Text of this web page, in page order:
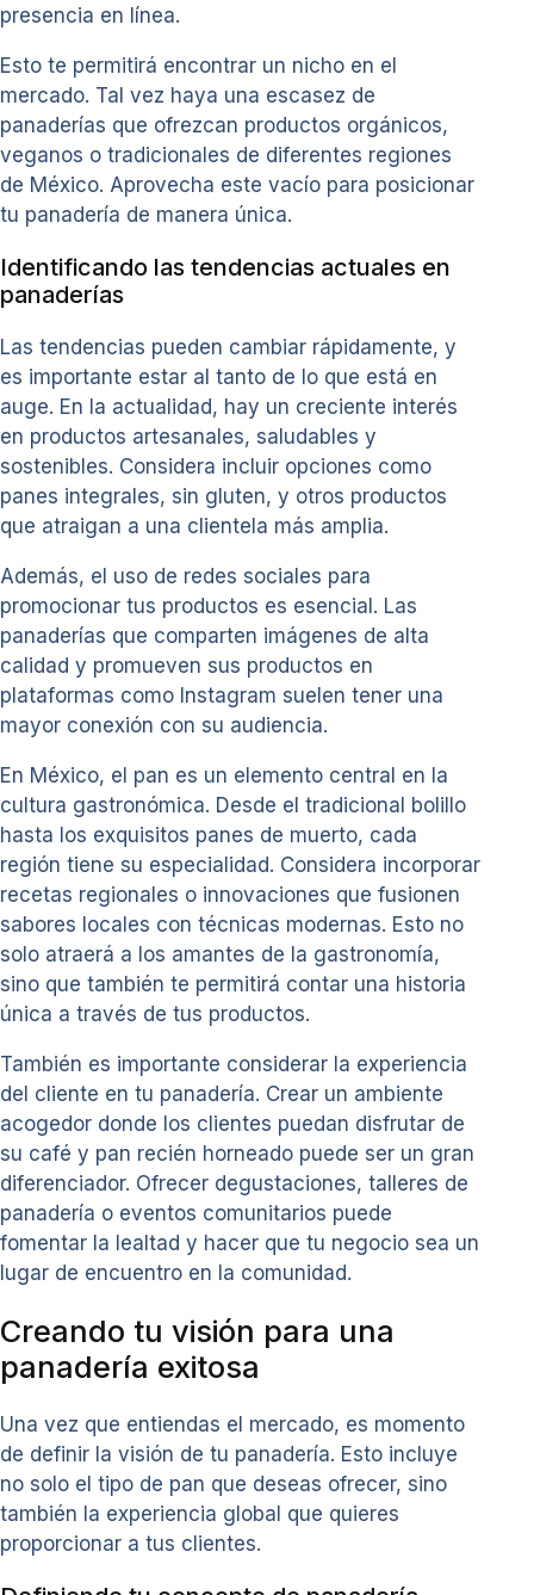
presencia en línea.
Esto te permitirá encontrar un nicho en el
mercado. Tal vez haya una escasez de
panaderías que ofrezcan productos orgánicos,
veganos o tradicionales de diferentes regiones
de México. Aprovecha este vacío para posicionar
tu panadería de manera única.
Identificando las tendencias actuales en
panaderías
Las tendencias pueden cambiar rápidamente, y
es importante estar al tanto de lo que está en
auge. En la actualidad, hay un creciente interés
en productos artesanales, saludables y
sostenibles. Considera incluir opciones como
panes integrales, sin gluten, y otros productos
que atraigan a una clientela más amplia.
Además, el uso de redes sociales para
promocionar tus productos es esencial. Las
panaderías que comparten imágenes de alta
calidad y promueven sus productos en
plataformas como Instagram suelen tener una
mayor conexión con su audiencia.
En México, el pan es un elemento central en la
cultura gastronómica. Desde el tradicional bolillo
hasta los exquisitos panes de muerto, cada
región tiene su especialidad. Considera incorporar
recetas regionales o innovaciones que fusionen
sabores locales con técnicas modernas. Esto no
solo atraerá a los amantes de la gastronomía,
sino que también te permitirá contar una historia
única a través de tus productos.
También es importante considerar la experiencia
del cliente en tu panadería. Crear un ambiente
acogedor donde los clientes puedan disfrutar de
su café y pan recién horneado puede ser un gran
diferenciador. Ofrecer degustaciones, talleres de
panadería o eventos comunitarios puede
fomentar la lealtad y hacer que tu negocio sea un
lugar de encuentro en la comunidad.
Creando tu visión para una
panadería exitosa
Una vez que entiendas el mercado, es momento
de definir la visión de tu panadería. Esto incluye
no solo el tipo de pan que deseas ofrecer, sino
también la experiencia global que quieres
proporcionar a tus clientes.